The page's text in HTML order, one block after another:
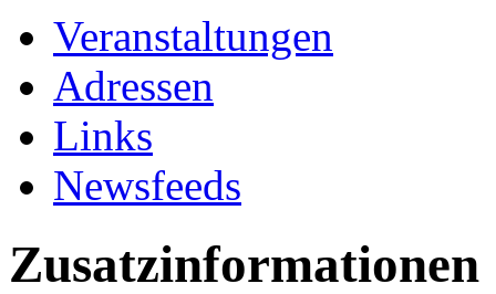
Veranstaltungen
Adressen
Links
Newsfeeds
Zusatzinformationen